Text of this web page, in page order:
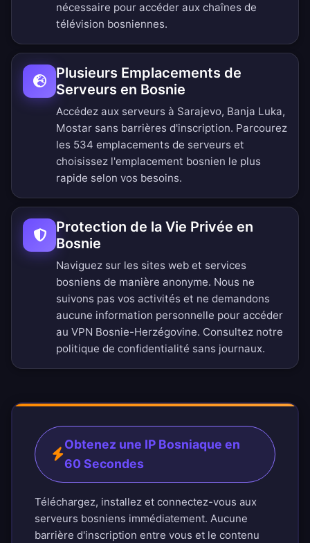
nécessaire pour accéder aux chaînes de
télévision bosniennes.
Plusieurs Emplacements de
Serveurs en Bosnie
Accédez aux serveurs à Sarajevo, Banja Luka,
Mostar sans barrières d'inscription. Parcourez
les 534 emplacements de serveurs et
choisissez l'emplacement bosnien le plus
rapide selon vos besoins.
Protection de la Vie Privée en
Bosnie
Naviguez sur les sites web et services
bosniens de manière anonyme. Nous ne
suivons pas vos activités et ne demandons
aucune information personnelle pour accéder
au VPN Bosnie-Herzégovine. Consultez notre
politique de confidentialité sans journaux.
Obtenez une IP Bosniaque en
60 Secondes
Téléchargez, installez et connectez-vous aux
serveurs bosniens immédiatement. Aucune
barrière d'inscription entre vous et le contenu